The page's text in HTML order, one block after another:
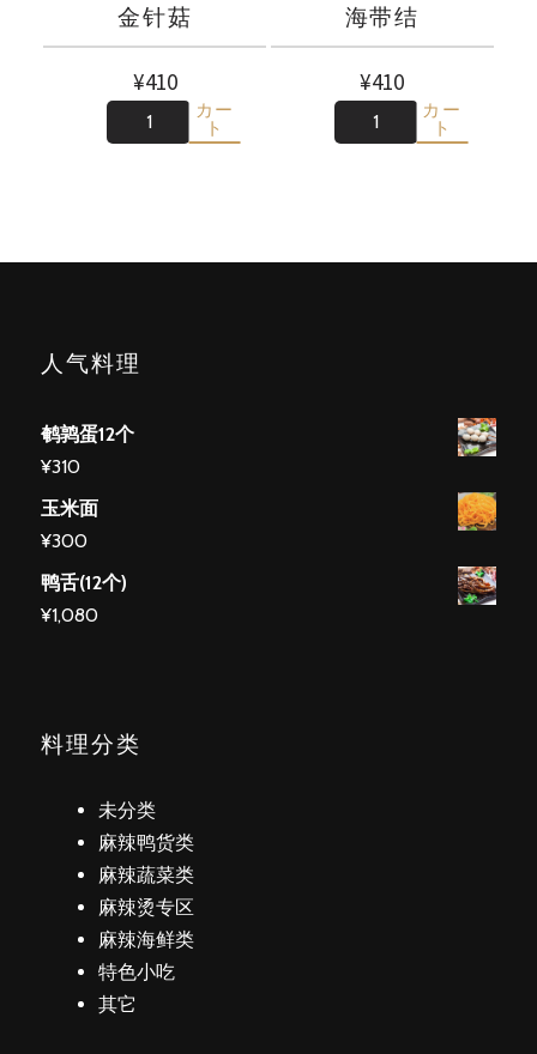
金针菇
¥410
カー
ト
海带结
¥410
カー
ト
人气料理
鹌鹑蛋12个
¥310
玉米面
¥300
鸭舌(12个)
¥1,080
料理分类
未分类
麻辣鸭货类
麻辣蔬菜类
麻辣烫专区
麻辣海鲜类
特色小吃
其它